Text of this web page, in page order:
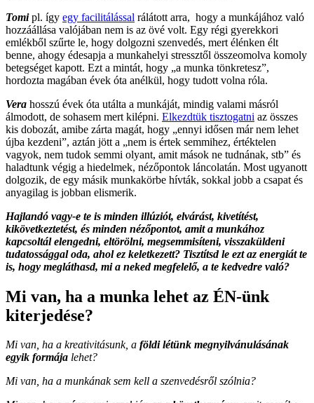
Tomipl. így egy facilitálással rálátott arra, hogy a munkájához való
hozzáállása valójában nem is az övé volt. Egy régi gyerekkori
emlékből szűrte le, hogy dolgozni szenvedés, mert élénken élt
benne, ahogy édesapja a munkahelyi stressztől összeomolva komoly
betegséget kapott. Ezt a mintát, hogy „a munka tönkretesz”,
hordozta magában évek óta anélkül, hogy tudott volna róla.
Vera hosszú évek óta utálta a munkáját, mindig valami másról
álmodott, de sohasem mert kilépni. Elkezdtük tisztogatni az összes
kis dobozát, amibe zárta magát, hogy „ennyi idősen már nem lehet
újba kezdeni”, aztán jött a „nem is értek semmihez, értéktelen
vagyok, nem tudok semmi olyant, amit mások ne tudnának, stb” és
haladtunk végig a hiedelmek, nézőpontok láncolatán. Most ugyanott
dolgozik, de egy másik munkakörbe hívták, sokkal jobb a csapat és
anyagilag is jobban elismerik.
Hajlandó vagy-e te is minden illúziót, elvárást, kivetítést,
kikövetkeztetést, és minden nézőpontot, amit a munkához
kapcsoltál elengedni, eltörölni, megsemmisíteni, visszaküldeni
tudatossággal oda, ahol ez keletkezett? Tisztítsd le ezt az energiát te
is, hogy megláthasd, mi a neked megfelelő, a te kedvedre való?
Mi van, ha a munka lehet az ÉN-ünk
kiterjedése?
Mi van, ha a kreativitásunk, a földi létünk megnyilvánulásának
egyik formája lehet?
Mi van, ha a munkának sem kell a szenvedésről szólnia?